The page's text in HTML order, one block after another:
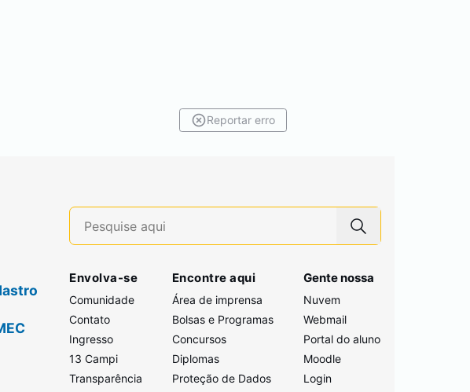
Reportar erro
Envolva-se
Comunidade
Contato
Ingresso
13 Campi
Transparência
Encontre aqui
Área de imprensa
Bolsas e Programas
Concursos
Diplomas
Proteção de Dados
Gente nossa
Nuvem
Webmail
Portal do aluno
Moodle
Login